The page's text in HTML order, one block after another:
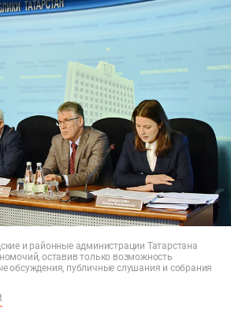
и районные администрации Татарстана
оставив только возможность
обсуждения, публичные слушания и собрания